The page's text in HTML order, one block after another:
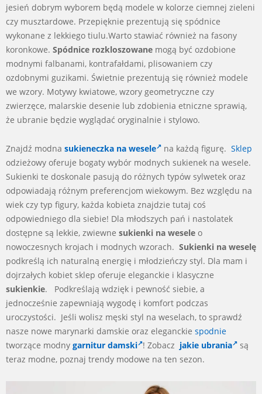
jesień dobrym wyborem będą modele w kolorze ciemnej zieleni
czy musztardowe. Przepięknie prezentują się spódnice
wykonane z lekkiego tiulu.Warto stawiać również na fasony
koronkowe. Spódnice rozkloszowane mogą być ozdobione
modnymi falbanami, kontrafałdami, plisowaniem czy
ozdobnymi guzikami. Świetnie prezentują się również modele
we wzory. Motywy kwiatowe, wzory geometryczne czy
zwierzęce, malarskie desenie lub zdobienia etniczne sprawią,
że ubranie będzie wyglądać oryginalnie i stylowo.
Znajdź modna sukieneczka na wesele na każdą figurę. Sklep
odzieżowy oferuje bogaty wybór modnych sukienek na wesele.
Sukienki te doskonale pasują do różnych typów sylwetek oraz
odpowiadają różnym preferencjom wiekowym. Bez względu na
wiek czy typ figury, każda kobieta znajdzie tutaj coś
odpowiedniego dla siebie! Dla młodszych pań i nastolatek
dostępne są lekkie, zwiewne sukienki na wesele o
nowoczesnych krojach i modnych wzorach. Sukienki na weselę
podkreślą ich naturalną energię i młodzieńczy styl. Dla mam i
dojrzałych kobiet sklep oferuje eleganckie i klasyczne
sukienkie.
Podkreślają wdzięk i pewność siebie, a
jednocześnie zapewniają wygodę i komfort podczas
uroczystości. Jeśli wolisz męski styl na weselach, to sprawdź
nasze nowe marynarki damskie oraz eleganckie spodnie
tworzące modny garnitur damski ! Zobacz jakie ubrania
są
teraz modne, poznaj trendy modowe na ten sezon.